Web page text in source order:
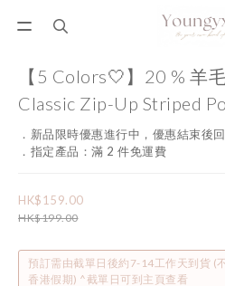
【5 Colors🤍】20 % 羊
Classic Zip-Up Striped
．新品限時優惠進行中，優惠結束後
．指定產品：滿 2 件免運費
HK$159.00
HK$199.00
預訂需由截單日後約7-14工作天到貨 (
香港假期) ^截單日可到主頁查看